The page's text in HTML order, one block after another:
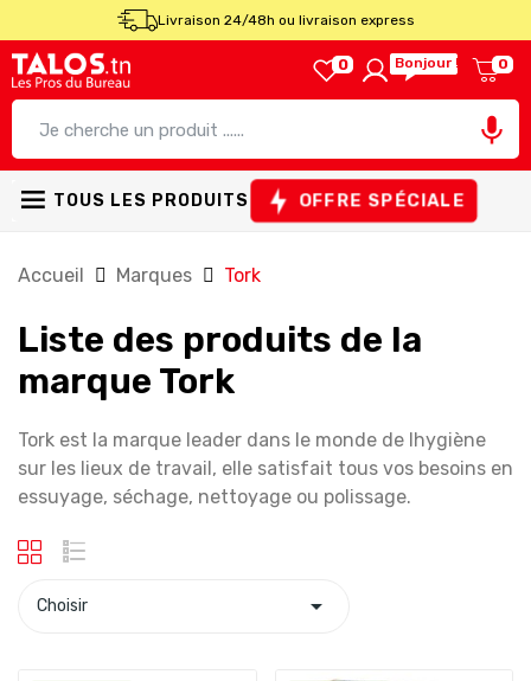
Livraison 24/48h ou livraison express
0 Bonjour ! 0

TOUS LES PRODUITS OFFRE SPÉCIALE
Accueil Marques Tork
Liste des produits de la
marque Tork
Tork est la marque leader dans le monde de lhygiène
sur les lieux de travail, elle satisfait tous vos besoins en
essuyage, séchage, nettoyage ou polissage.
Choisir 